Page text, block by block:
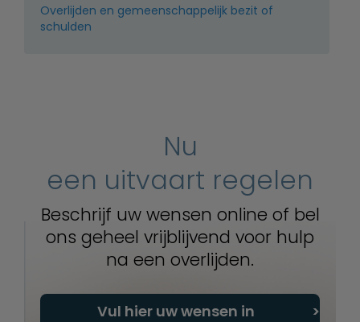
Overlijden en gemeenschappelijk bezit of
schulden
Nu
een uitvaart regelen
Beschrijf uw wensen online of bel
ons geheel vrijblijvend voor hulp
na een overlijden.
Vul hier uw wensen in